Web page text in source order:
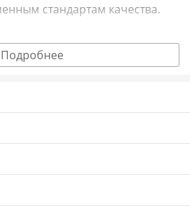
стандартам качества.
куба Wein
для дополнительного
заранее по
вы не пропустите
давления
в случае непредвиденной
Подробнее